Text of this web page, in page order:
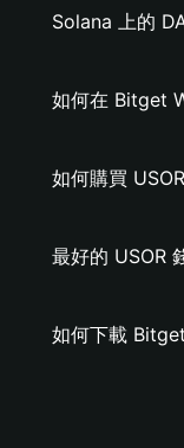
Solana 上的
如何在 Bitget
如何購買
最好的 USOR
如何下載